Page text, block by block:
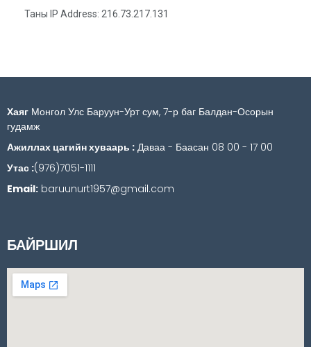
Таны IP Address: 216.73.217.131
Хаяг Монгол Улс Баруун-Урт сум, 7-р баг Балдан-Осорын
гудамж
Ажиллах цагийн хуваарь : Даваа - Баасан 08 00 - 17 00
Утас :(976)7051-1111
Email: baruunurt1957@gmail.com
БАЙРШИЛ